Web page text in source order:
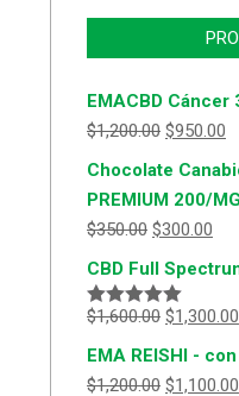
EMACBD Cáncer
$1,200.00 $950.00
Chocolate
PREMIUM 200/
$350.00 $300.00
CBD Full
Valorado
5
$1,600.00 $1,300.00
EMA REISHI -
$1,200.00 $1,100.00